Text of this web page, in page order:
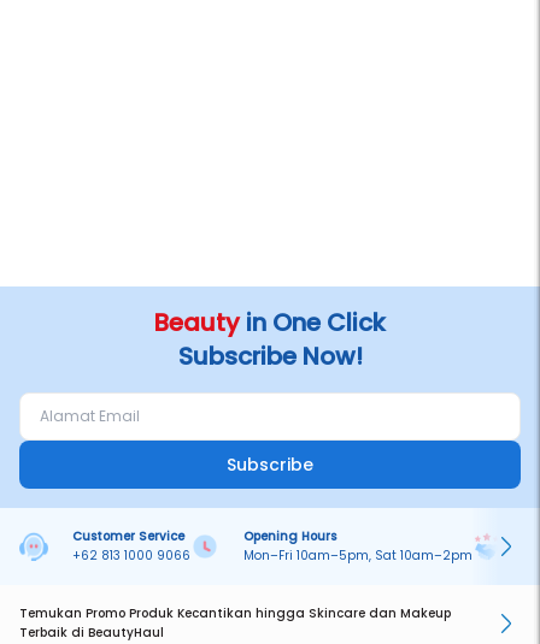
Beautyin One Click
Subscribe Now!
Subscribe
Customer Service
+62 813 1000 9066
Opening Hours
Mon–Fri 10am–5pm, Sat 10am–2pm
Temukan Promo Produk Kecantikan hingga Skincare dan Makeup
Terbaik di BeautyHaul